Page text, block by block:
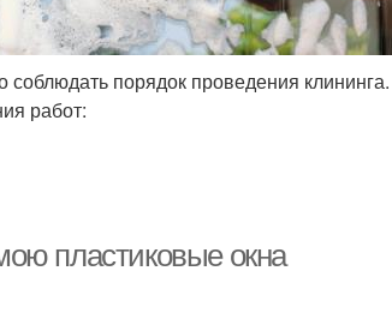
порядок проведения
работ:
пластиковые окна